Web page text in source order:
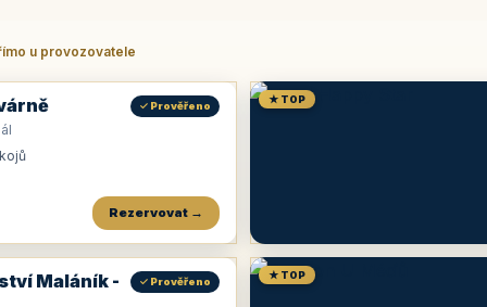
u provozovatele
✓ Prověřeno
Rezervovat →
★ TOP
Maláník - ✓ Prověřeno
★ TOP